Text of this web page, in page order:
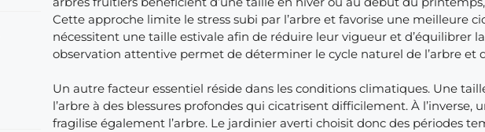
Cette approche limite le stress subi par l’arbre et favorise une meilleure
nécessitent une taille estivale afin de réduire leur vigueur et d’équilibrer
observation attentive permet de déterminer le cycle naturel de l’arbre et
Un autre facteur essentiel réside dans les conditions climatiques. Une
l’arbre à des blessures profondes qui cicatrisent difficilement. À l’inverse,
fragilise également l’arbre. Le jardinier averti choisit donc des périodes